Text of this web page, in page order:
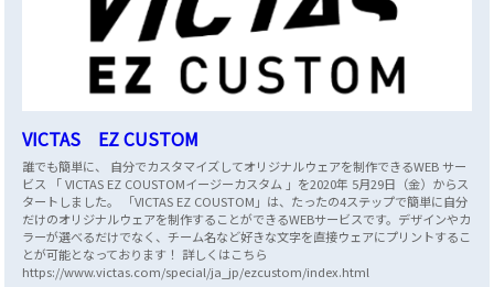
VICTAS EZ CUSTOM
誰でも簡単に、 自分でカスタマイズしてオリジナルウェアを制作できるWEB サー
ビス 「 VICTAS EZ COUSTOMイージーカスタム 」を2020年 5月29日（金）からス
タートしました。 「VICTAS EZ COUSTOM」は、たったの4ステップで簡単に自分
だけのオリジナルウェアを制作することができるWEBサービスです。デザインやカ
ラーが選べるだけでなく、チーム名など好きな文字を直接ウェアにプリントするこ
とが可能となっております！ 詳しくはこちら
https://www.victas.com/special/ja_jp/ezcustom/index.html